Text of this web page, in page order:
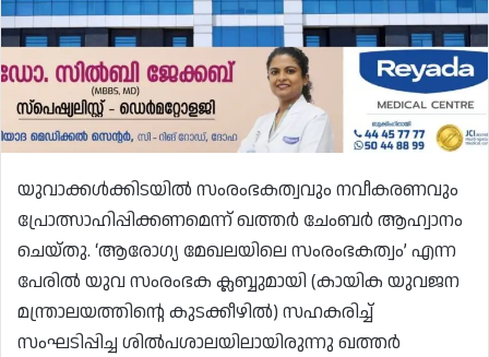
യുവാക്കൾക്കിടയിൽ സംരംഭകത്വവും നവീകരണവും
പ്രോത്സാഹിപ്പിക്കണമെന്ന് ഖത്തർ ചേംബർ ആഹ്വാനം
ചെയ്തു. ‘ആരോഗ്യ മേഖലയിലെ സംരംഭകത്വം’ എന്ന
പേരിൽ യുവ സംരംഭക ക്ലബ്ബുമായി (കായിക യുവജന
മന്ത്രാലയത്തിൻ്റെ കുടക്കീഴിൽ) സഹകരിച്ച്
സംഘടിപ്പിച്ച ശിൽപശാലയിലായിരുന്നു ഖത്തർ